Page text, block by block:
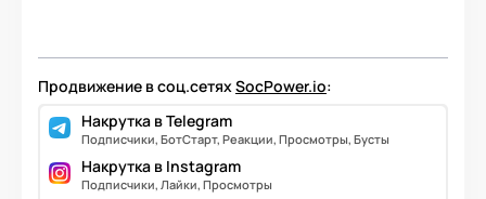
Продвижение в соц.сетяхSocPower.io:
Накрутка в Telegram
Подписчики, БотСтарт, Реакции, Просмотры, Бусты
Накрутка в Instagram
Подписчики, Лайки, Просмотры